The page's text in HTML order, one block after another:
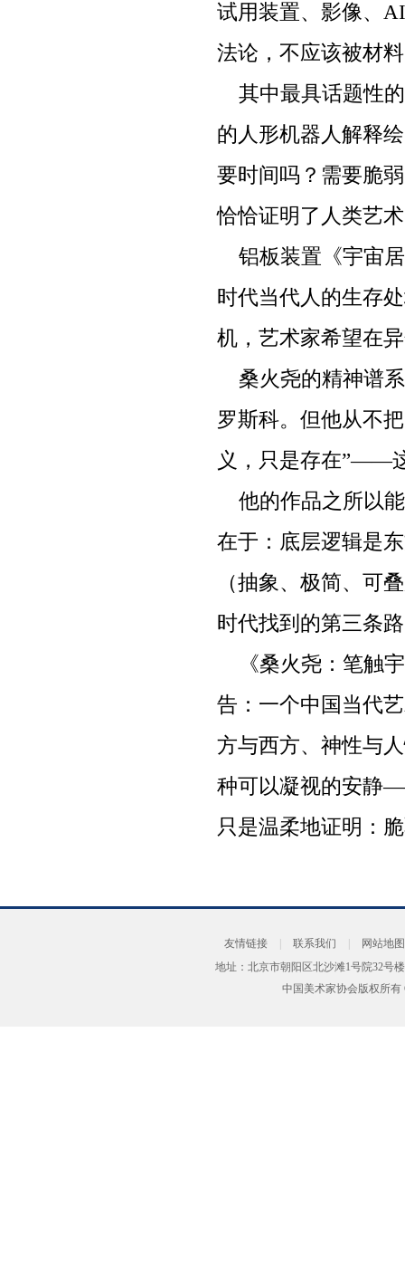
试用装置、影像、
法论，不应该被材
其中最具话题性
的人形机器人解释
要时间吗？需要脆
恰恰证明了人类艺
铝板装置《宇宙
时代当代人的生存
机，艺术家希望在
桑火尧的精神谱
罗斯科。但他从不
义，只是存在”——
他的作品之所以
在于：底层逻辑是
（抽象、极简、可
时代找到的第三条
《桑火尧：笔触
告：一个中国当代
方与西方、神性与
种可以凝视的安静
只是温柔地证明：
友情链接 联系我们
网站地图
地址：北京市朝阳区北沙滩1号院32号
中国美术家协会版权所有